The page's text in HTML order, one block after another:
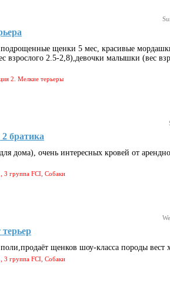
щенки 5 мес, красивые
взрослого 2.5-2,8),девочки малышки (вес
2. Мелкие терьеры
2 братика
дома), очень интересных кровей от
3 группа FCI, Собаки
щенков шоу-класса породы вест
3 группа FCI, Собаки